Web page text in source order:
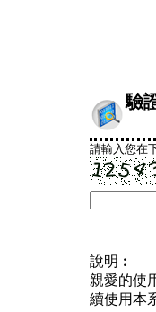
驗
請輸入您在
說明︰
親愛的使
續使用本